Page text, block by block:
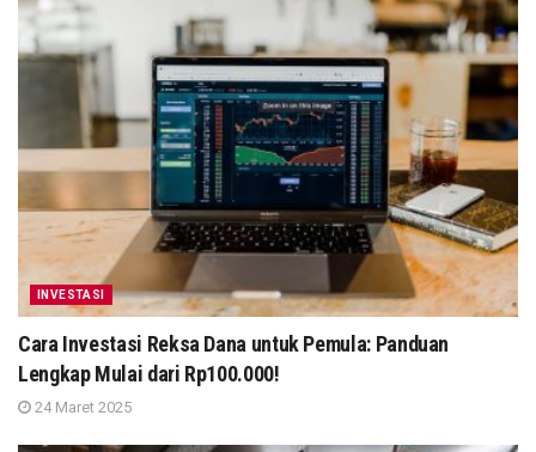
INVESTASI
Cara Investasi Reksa Dana untuk Pemula: Panduan
Lengkap Mulai dari Rp100.000!
24 Maret 2025